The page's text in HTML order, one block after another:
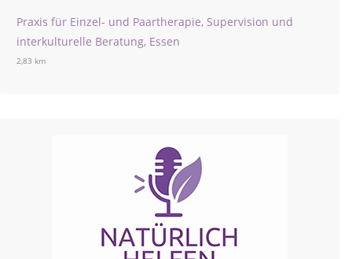
Praxis für Einzel- und Paartherapie, Supervision und
interkulturelle Beratung, Essen
2,83 km